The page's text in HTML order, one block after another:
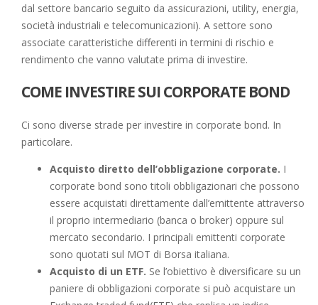
dal settore bancario seguito da assicurazioni, utility, energia,
società industriali e telecomunicazioni). A settore sono
associate caratteristiche differenti in termini di rischio e
rendimento che vanno valutate prima di investire.
COME INVESTIRE SUI CORPORATE BOND
Ci sono diverse strade per investire in corporate bond. In
particolare.
Acquisto diretto dell’obbligazione corporate. I
corporate bond sono titoli obbligazionari che possono
essere acquistati direttamente dall’emittente attraverso
il proprio intermediario (banca o broker) oppure sul
mercato secondario. I principali emittenti corporate
sono quotati sul MOT di Borsa italiana.
Acquisto di un ETF. Se l’obiettivo è diversificare su un
paniere di obbligazioni corporate si può acquistare un